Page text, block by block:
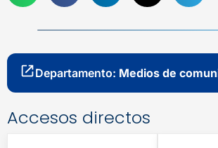
Departamento: Medios de
Accesos directos